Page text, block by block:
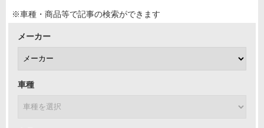
※車種・商品等で記事の検索ができます
メーカー
車種